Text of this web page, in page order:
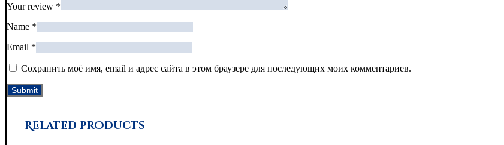
Your review *
Name *
Email *
Сохранить моё имя, email и адрес сайта в этом браузере для последующих моих комментариев.
Related products